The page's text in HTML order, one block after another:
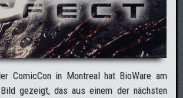
ComicCon in Montreal hat BioWare am
gezeigt, das aus einem der nächsten